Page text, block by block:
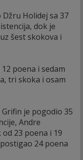
Holidej sa 37
dok je
šest skokova i
poena i sedam
tri skoka i osam
je pogodio 35
Andre
23 poena i 19
24 poena